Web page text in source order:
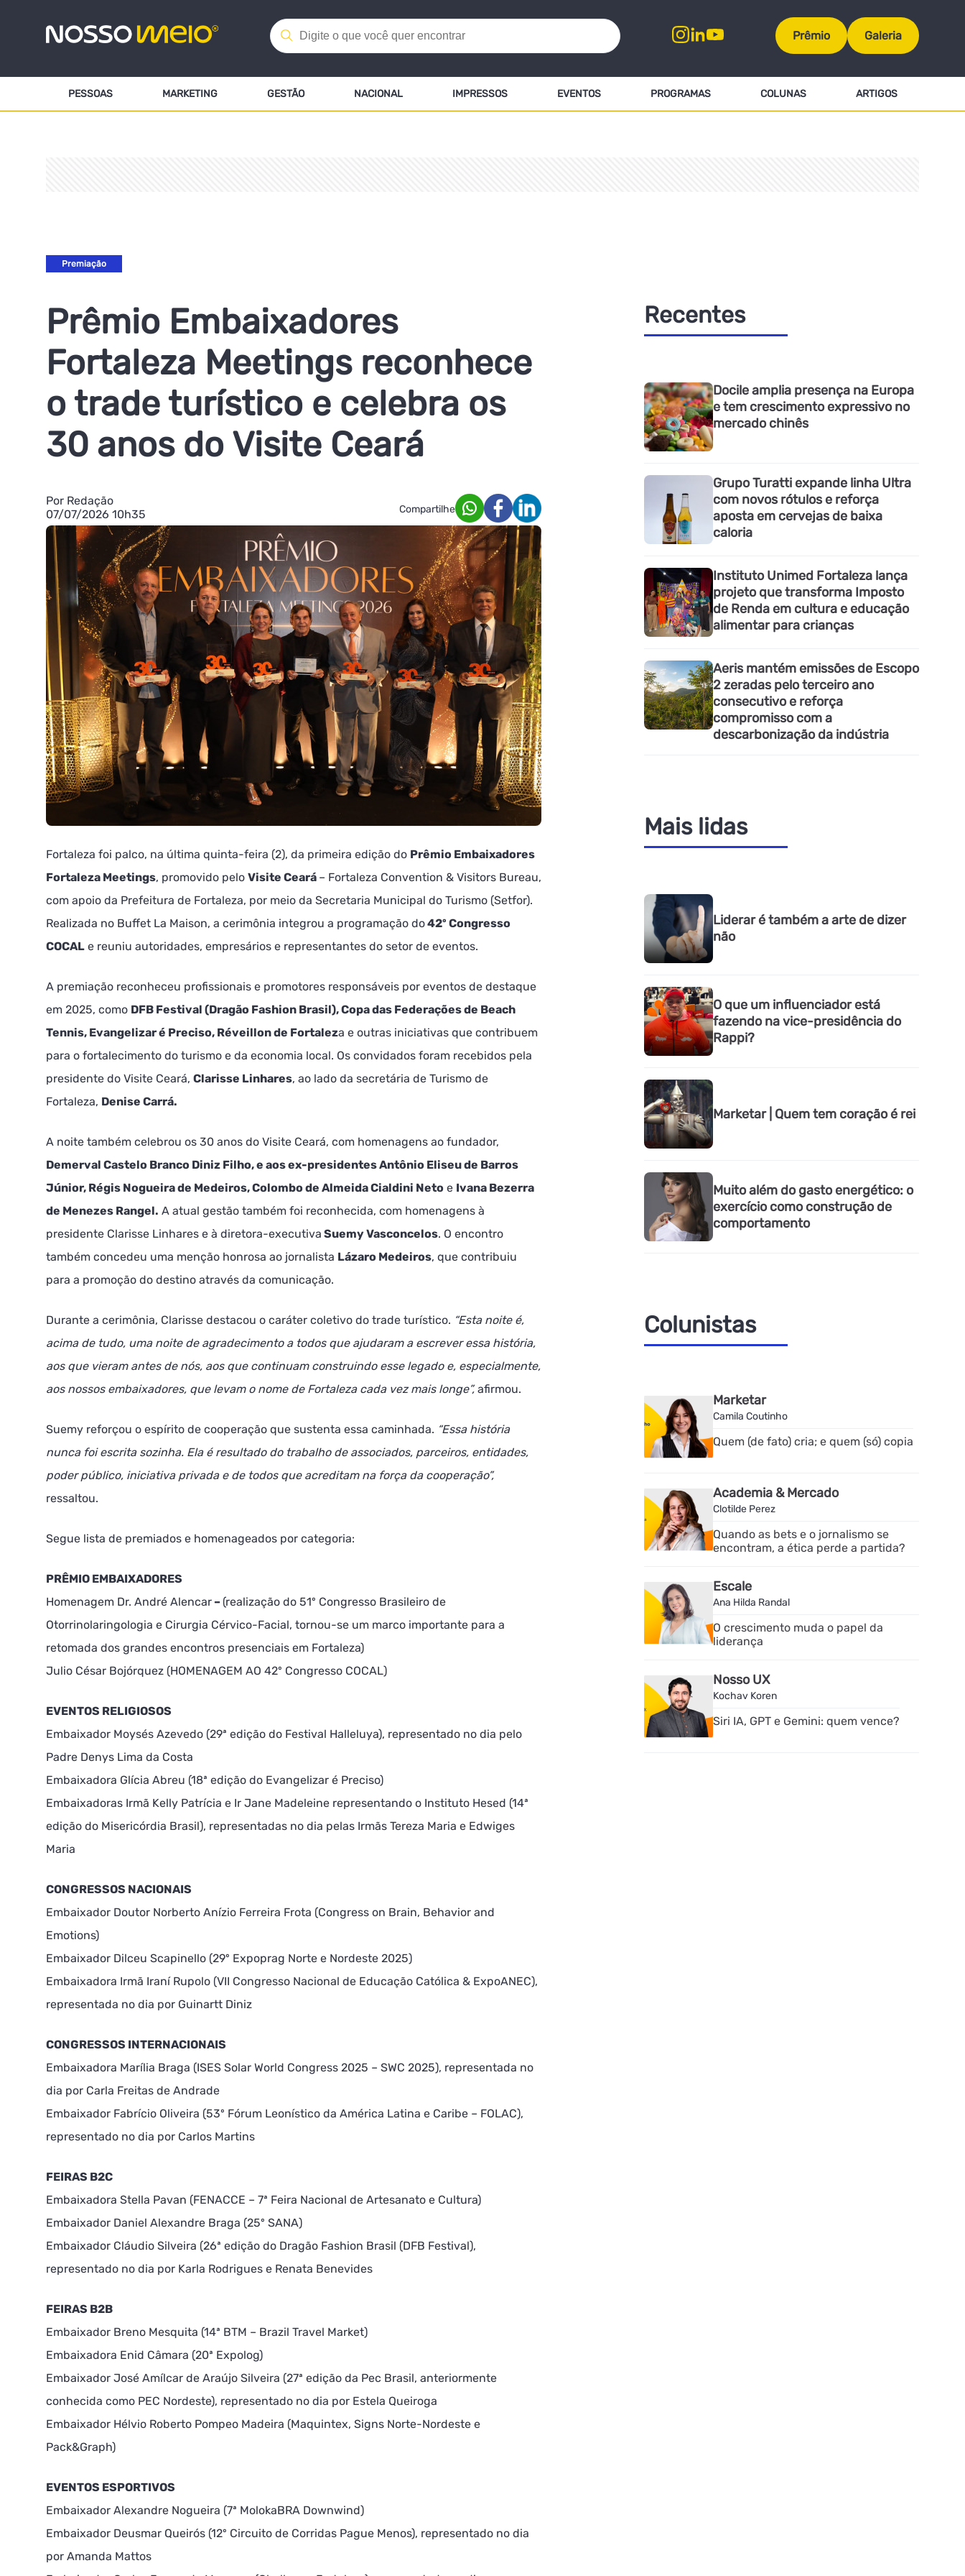
Prêmio Galeria
PESSOAS MARKETING GESTÃO NACIONAL IMPRESSOS EVENTOS PROGRAMAS COLUNAS ARTIGOS
Premiação
Prêmio Embaixadores
Fortaleza Meetings reconhece
o trade turístico e celebra os
30 anos do Visite Ceará
Por Redação
07/07/2026 10h35
Compartilhe
Fortaleza foi palco, na última quinta-feira (2), da primeira edição do Prêmio Embaixadores
Fortaleza Meetings, promovido pelo Visite Ceará – Fortaleza Convention & Visitors Bureau,
com apoio da Prefeitura de Fortaleza, por meio da Secretaria Municipal do Turismo (Setfor).
Realizada no Buffet La Maison, a cerimônia integrou a programação do42º Congresso
COCAL e reuniu autoridades, empresários e representantes do setor de eventos.
A premiação reconheceu profissionais e promotores responsáveis por eventos de destaque
em 2025, como DFB Festival (Dragão Fashion Brasil), Copa das Federações de Beach
Tennis, Evangelizar é Preciso, Réveillon de Fortaleza e outras iniciativas que contribuem
para o fortalecimento do turismo e da economia local. Os convidados foram recebidos pela
presidente do Visite Ceará, Clarisse Linhares, ao lado da secretária de Turismo de
Fortaleza, Denise Carrá.
A noite também celebrou os 30 anos do Visite Ceará, com homenagens ao fundador,
Demerval Castelo Branco Diniz Filho, e aos ex-presidentes Antônio Eliseu de Barros
Júnior, Régis Nogueira de Medeiros, Colombo de Almeida Cialdini Neto e Ivana Bezerra
de Menezes Rangel. A atual gestão também foi reconhecida, com homenagens à
presidente Clarisse Linhares e à diretora-executiva Suemy Vasconcelos. O encontro
também concedeu uma menção honrosa ao jornalista Lázaro Medeiros, que contribuiu
para a promoção do destino através da comunicação.
Durante a cerimônia, Clarisse destacou o caráter coletivo do trade turístico. “Esta noite é,
acima de tudo, uma noite de agradecimento a todos que ajudaram a escrever essa história,
aos que vieram antes de nós, aos que continuam construindo esse legado e, especialmente,
aos nossos embaixadores, que levam o nome de Fortaleza cada vez mais longe”,afirmou.
Suemy reforçou o espírito de cooperação que sustenta essa caminhada. “Essa história
nunca foi escrita sozinha. Ela é resultado do trabalho de associados, parceiros, entidades,
poder público, iniciativa privada e de todos que acreditam na força da cooperação”,
ressaltou.
Segue lista de premiados e homenageados por categoria:
PRÊMIO EMBAIXADORES
Homenagem Dr. André Alencar – (realização do 51º Congresso Brasileiro de
Otorrinolaringologia e Cirurgia Cérvico-Facial, tornou-se um marco importante para a
retomada dos grandes encontros presenciais em Fortaleza)
Julio César Bojórquez (HOMENAGEM AO 42º Congresso COCAL)
EVENTOS RELIGIOSOS
Embaixador Moysés Azevedo (29ª edição do Festival Halleluya), representado no dia pelo
Padre Denys Lima da Costa
Embaixadora Glícia Abreu (18ª edição do Evangelizar é Preciso)
Embaixadoras Irmã Kelly Patrícia e Ir Jane Madeleine representando o Instituto Hesed (14ª
edição do Misericórdia Brasil), representadas no dia pelas Irmãs Tereza Maria e Edwiges
Maria
CONGRESSOS NACIONAIS
Embaixador Doutor Norberto Anízio Ferreira Frota (Congress on Brain, Behavior and
Emotions)
Embaixador Dilceu Scapinello (29º Expoprag Norte e Nordeste 2025)
Embaixadora Irmã Iraní Rupolo (VII Congresso Nacional de Educação Católica & ExpoANEC),
representada no dia por Guinartt Diniz
CONGRESSOS INTERNACIONAIS
Embaixadora Marília Braga (ISES Solar World Congress 2025 – SWC 2025), representada no
dia por Carla Freitas de Andrade
Embaixador Fabrício Oliveira (53º Fórum Leonístico da América Latina e Caribe – FOLAC),
representado no dia por Carlos Martins
FEIRAS B2C
Embaixadora Stella Pavan (FENACCE – 7ª Feira Nacional de Artesanato e Cultura)
Embaixador Daniel Alexandre Braga (25º SANA)
Embaixador Cláudio Silveira (26ª edição do Dragão Fashion Brasil (DFB Festival),
representado no dia por Karla Rodrigues e Renata Benevides
FEIRAS B2B
Embaixador Breno Mesquita (14ª BTM – Brazil Travel Market)
Embaixadora Enid Câmara (20ª Expolog)
Embaixador José Amílcar de Araújo Silveira (27ª edição da Pec Brasil, anteriormente
conhecida como PEC Nordeste), representado no dia por Estela Queiroga
Embaixador Hélvio Roberto Pompeo Madeira (Maquintex, Signs Norte-Nordeste e
Pack&Graph)
EVENTOS ESPORTIVOS
Embaixador Alexandre Nogueira (7ª MolokaBRA Downwind)
Embaixador Deusmar Queirós (12º Circuito de Corridas Pague Menos), representado no dia
por Amanda Mattos
Recentes
Docile amplia presença na Europa
e tem crescimento expressivo no
mercado chinês
Grupo Turatti expande linha Ultra
com novos rótulos e reforça
aposta em cervejas de baixa
caloria
Instituto Unimed Fortaleza lança
projeto que transforma Imposto
de Renda em cultura e educação
alimentar para crianças
Aeris mantém emissões de Escopo
2 zeradas pelo terceiro ano
consecutivo e reforça
compromisso com a
descarbonização da indústria
Mais lidas
Liderar é também a arte de dizer
não
O que um influenciador está
fazendo na vice-presidência do
Rappi?
Marketar | Quem tem coração é rei
Muito além do gasto energético: o
exercício como construção de
comportamento
Colunistas
Marketar
Camila Coutinho
Quem (de fato) cria; e quem (só) copia
Academia & Mercado
Clotilde Perez
Quando as bets e o jornalismo se
encontram, a ética perde a partida?
Escale
Ana Hilda Randal
O crescimento muda o papel da
liderança
Nosso UX
Kochav Koren
Siri IA, GPT e Gemini: quem vence?